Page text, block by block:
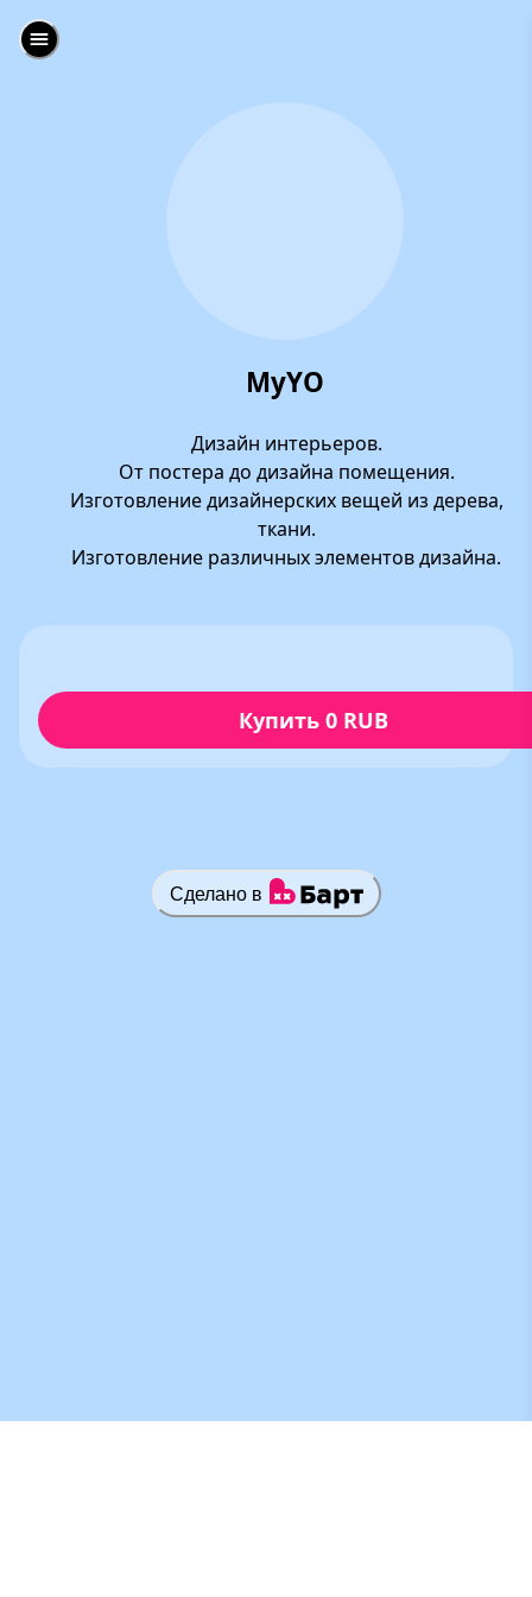
MyYO
Дизайн интерьеров.
От постера до дизайна помещения.
Изготовление дизайнерских вещей из дерева,
ткани.
Изготовление различных элементов дизайна.
Купить 0 RUB
Сделано в